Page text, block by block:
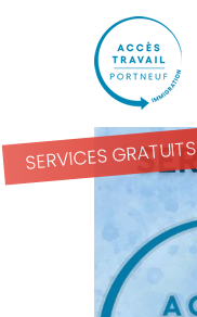
SERVICES GRATUITS